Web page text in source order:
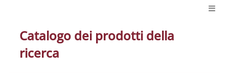
Catalogo dei prodotti della
ricerca